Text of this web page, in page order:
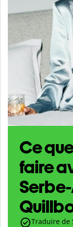
Ce
faire
Traduire de